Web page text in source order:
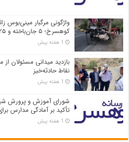
واژگونی مرگبار مینی‌بوس
کوهسرخ؛ ۵ جان‌باخته و ۲۵ مصدوم
1 هفته پیش
بازدید میدانی مسئولان
نقاط حادثه‌خیز
1 هفته پیش
شورای آموزش و پرورش
تأکید بر آمادگی مدارس
1 هفته پیش